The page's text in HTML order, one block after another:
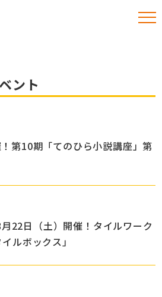
ント
第10期「てのひら小説講座」第
22日（土）開催！タイルワーク
ルボックス」